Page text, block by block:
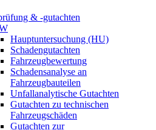
& -gutachten
Hauptuntersuchung (HU)
Schadengutachten
Fahrzeugbewertung
Schadensanalyse an
Fahrzeugbauteilen
Unfallanalytische Gutachten
Gutachten zu technischen
Fahrzeugschäden
Gutachten zur